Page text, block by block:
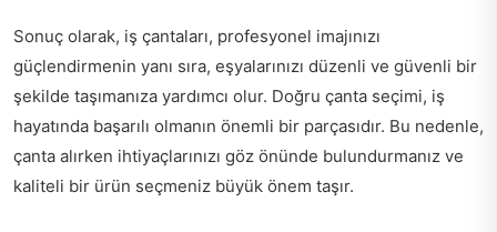
Sonuç olarak, iş çantaları, profesyonel imajınızı
güçlendirmenin yanı sıra, eşyalarınızı düzenli ve güvenli bir
şekilde taşımanıza yardımcı olur. Doğru çanta seçimi, iş
hayatında başarılı olmanın önemli bir parçasıdır. Bu nedenle,
çanta alırken ihtiyaçlarınızı göz önünde bulundurmanız ve
kaliteli bir ürün seçmeniz büyük önem taşır.